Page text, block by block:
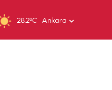
28.2ºC Ankara